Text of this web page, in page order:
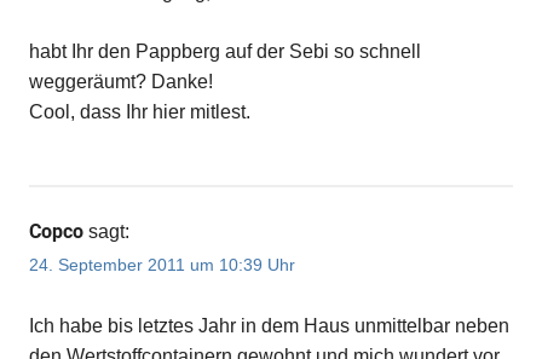
habt Ihr den Pappberg auf der Sebi so schnell
weggeräumt? Danke!
Cool, dass Ihr hier mitlest.
Copco sagt:
24. September 2011 um 10:39 Uhr
Ich habe bis letztes Jahr in dem Haus unmittelbar neben